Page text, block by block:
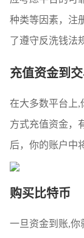
种类等因素，注
了遵守反洗钱法
充值资金到
在大多数平台上,
方式充值资金，
后，你的账户中
购买比特币
一旦资金到账,你